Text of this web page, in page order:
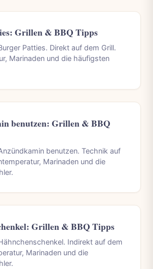
Grillen & BBQ Tipps
Patties. Direkt auf dem Grill.
Marinaden und die häufigsten
benutzen: Grillen & BBQ
benutzen. Technik auf
Marinaden und die
Grillen & BBQ Tipps
Indirekt auf dem
Marinaden und die